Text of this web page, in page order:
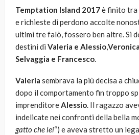
Temptation Island 2017è finito tra
e richieste di perdono accolte
ultimi tre falò, fossero ben altre. Si
destini di Valeria e Alessio,
Selvaggia e Francesco.
Valeria sembrava la più decisa a
dopo il comportamento fin troppo
imprenditoreAlessio. Il ragazzo
indelicate nei confronti della bella
gatto che lei“) e aveva stretto un